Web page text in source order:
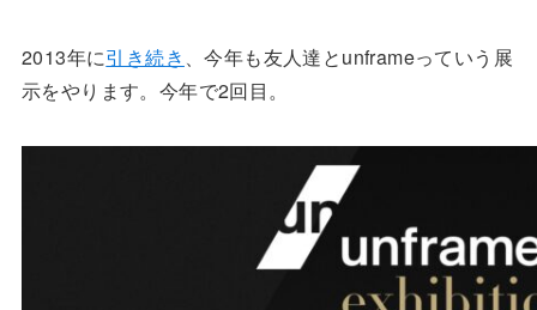
2013年に引き続き 、今年も友人達とunframeっていう展
示をやります。今年で2回目。